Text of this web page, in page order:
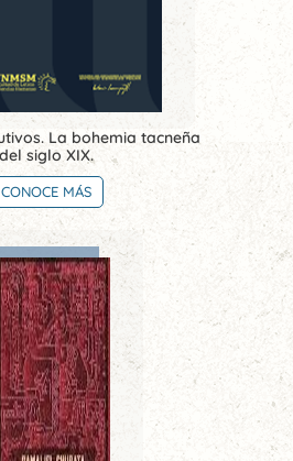
La bohemia tacneña
del siglo XIX.
CONOCE MÁS